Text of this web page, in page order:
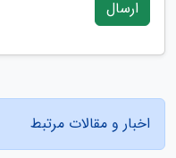
ارسال
اخبار و مقالات مرتبط